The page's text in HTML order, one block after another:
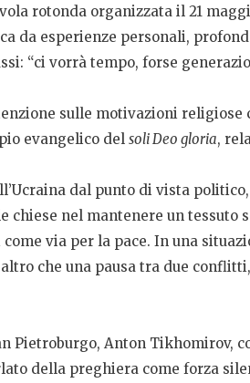
rotonda organizzata il 21
da esperienze personali,
“ci vorrà tempo, forse
sulle motivazioni
evangelico del soli Deo gloria,
dal punto di vista
nel mantenere un tessuto
via per la pace. In una
che una pausa tra due
Anton Tikhomirov,
della preghiera come forza